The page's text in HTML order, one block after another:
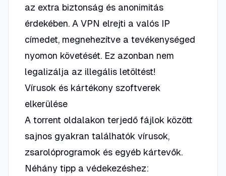
az extra biztonság és anonimitás
érdekében. A VPN elrejti a valós IP
címedet, megnehezítve a tevékenységed
nyomon követését. Ez azonban nem
legalizálja az illegális letöltést!
Vírusok és kártékony szoftverek
elkerülése
A torrent oldalakon terjedő fájlok között
sajnos gyakran találhatók vírusok,
zsarolóprogramok és egyéb kártevők.
Néhány tipp a védekezéshez: